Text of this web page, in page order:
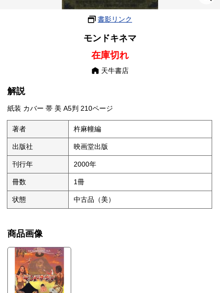
書影リンク
モンドキネマ
在庫切れ
天牛書店
解説
紙装 カバー 帯 美 A5判 210ページ
著者 杵麻幢編
出版社 映画堂出版
刊行年 2000年
冊数 1冊
状態 中古品（美）
商品画像